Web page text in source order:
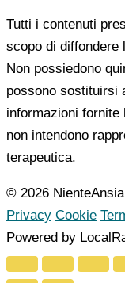
Tutti i contenuti
scopo di diffondere
Non possiedono
possono sostituirsi
informazioni fornite
non intendono
terapeutica.
© 2026
Privacy Cookie
Powered by